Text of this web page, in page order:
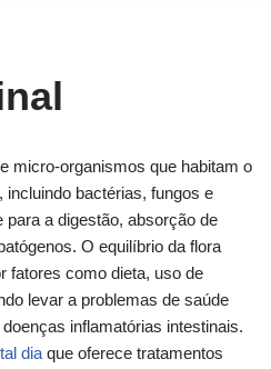
micro-organismos que habitam o
incluindo bactérias, fungos e
a digestão, absorção de
O equilíbrio da flora
fatores como dieta, uso de
levar a problemas de saúde
inflamatórias intestinais.
dia que oferece tratamentos